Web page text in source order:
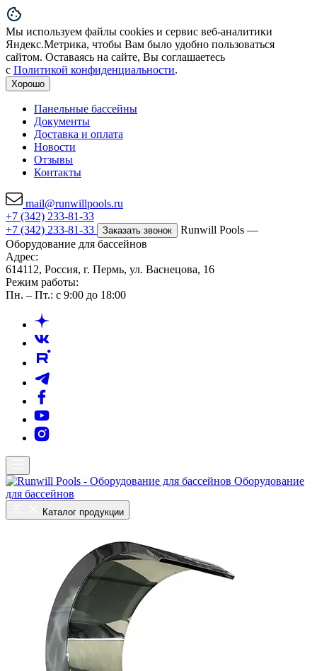
Мы используем файлы cookies и сервис веб-аналитики
Яндекс.Метрика, чтобы Вам было удобно пользоваться
сайтом. Оставаясь на сайте, Вы соглашаетесь
с Политикой конфиденциальности.
Хорошо
Панельные бассейны
Документы
Доставка и оплата
Новости
Отзывы
Контакты
mail@runwillpools.ru
+7 (342) 233-81-33
+7 (342) 233-81-33
Заказать звонок
Runwill Pools —
Оборудование для бассейнов
Адрес:
614112, Россия, г. Пермь, ул. Васнецова, 16
Режим работы:
Пн. – Пт.: с 9:00 до 18:00
Оборудование
для бассейнов
Каталог продукции